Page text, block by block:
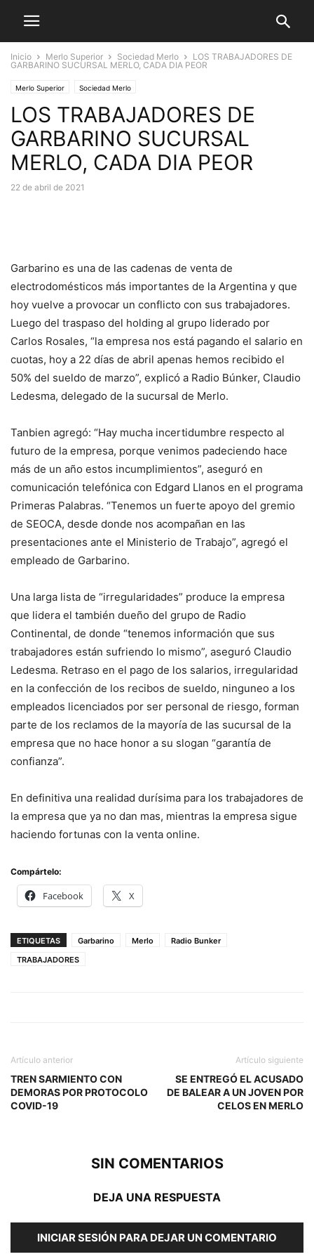
Inicio Merlo Superior Sociedad Merlo
LOS TRABAJADORES DE
GARBARINO SUCURSAL MERLO, CADA DIA PEOR
Merlo Superior Sociedad Merlo
LOS TRABAJADORES DE
GARBARINO SUCURSAL
MERLO, CADA DIA PEOR
22 de abril de 2021
Garbarino es una de las cadenas de venta de
electrodomésticos más importantes de la Argentina y que
hoy vuelve a provocar un conflicto con sus trabajadores.
Luego del traspaso del holding al grupo liderado por
Carlos Rosales, “la empresa nos está pagando el salario en
cuotas, hoy a 22 días de abril apenas hemos recibido el
50% del sueldo de marzo”, explicó a Radio Búnker, Claudio
Ledesma, delegado de la sucursal de Merlo.
Tanbien agregó: “Hay mucha incertidumbre respecto al
futuro de la empresa, porque venimos padeciendo hace
más de un año estos incumplimientos”, aseguró en
comunicación telefónica con Edgard Llanos en el programa
Primeras Palabras. “Tenemos un fuerte apoyo del gremio
de SEOCA, desde donde nos acompañan en las
presentaciones ante el Ministerio de Trabajo”, agregó el
empleado de Garbarino.
Una larga lista de “irregularidades” produce la empresa
que lidera el también dueño del grupo de Radio
Continental, de donde “tenemos información que sus
trabajadores están sufriendo lo mismo”, aseguró Claudio
Ledesma. Retraso en el pago de los salarios, irregularidad
en la confección de los recibos de sueldo, ninguneo a los
empleados licenciados por ser personal de riesgo, forman
parte de los reclamos de la mayoría de las sucursal de la
empresa que no hace honor a su slogan “garantía de
confianza”.
En definitiva una realidad durísima para los trabajadores de
la empresa que ya no dan mas, mientras la empresa sigue
haciendo fortunas con la venta online.
Compártelo:
Facebook X
ETIQUETAS Garbarino Merlo
Radio Bunker
TRABAJADORES
Artículo anterior
TREN SARMIENTO CON
DEMORAS POR PROTOCOLO
COVID-19
Artículo siguiente
SE ENTREGÓ EL ACUSADO
DE BALEAR A UN JOVEN POR
CELOS EN MERLO
SIN COMENTARIOS
DEJA UNA RESPUESTA
INICIAR SESIÓN PARA DEJAR UN COMENTARIO